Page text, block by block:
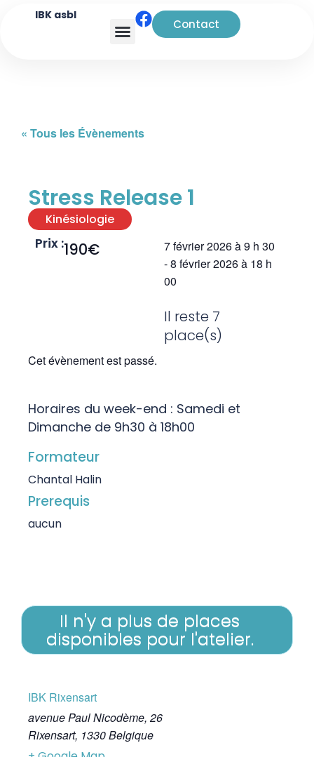
IBK asbl
Contact
« Tous les Évènements
Stress Release 1
Kinésiologie
Prix :190€ 7 février 2026à9 h 30
-8 février 2026à 18 h
00
Il reste 7
place(s)
Cet évènement est passé.
Horaires du week-end : Samedi et
Dimanche de 9h30 à 18h00
Formateur
Chantal Halin
Prerequis
aucun
Il n'y a plus de places
disponibles pour l'atelier.
IBK Rixensart
avenue Paul Nicodème, 26
Rixensart, 1330Belgique